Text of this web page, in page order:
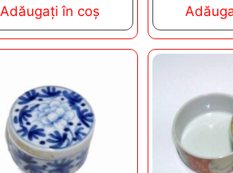
o
5
Adăugați în coș
o
5